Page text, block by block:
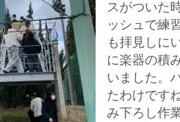
スがついた
ッシュで練
も拝見しに
に楽器の積
いました。
たわけです
み下ろし作